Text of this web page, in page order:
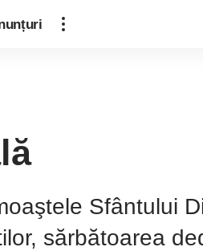
Sfântului
sărbătoarea